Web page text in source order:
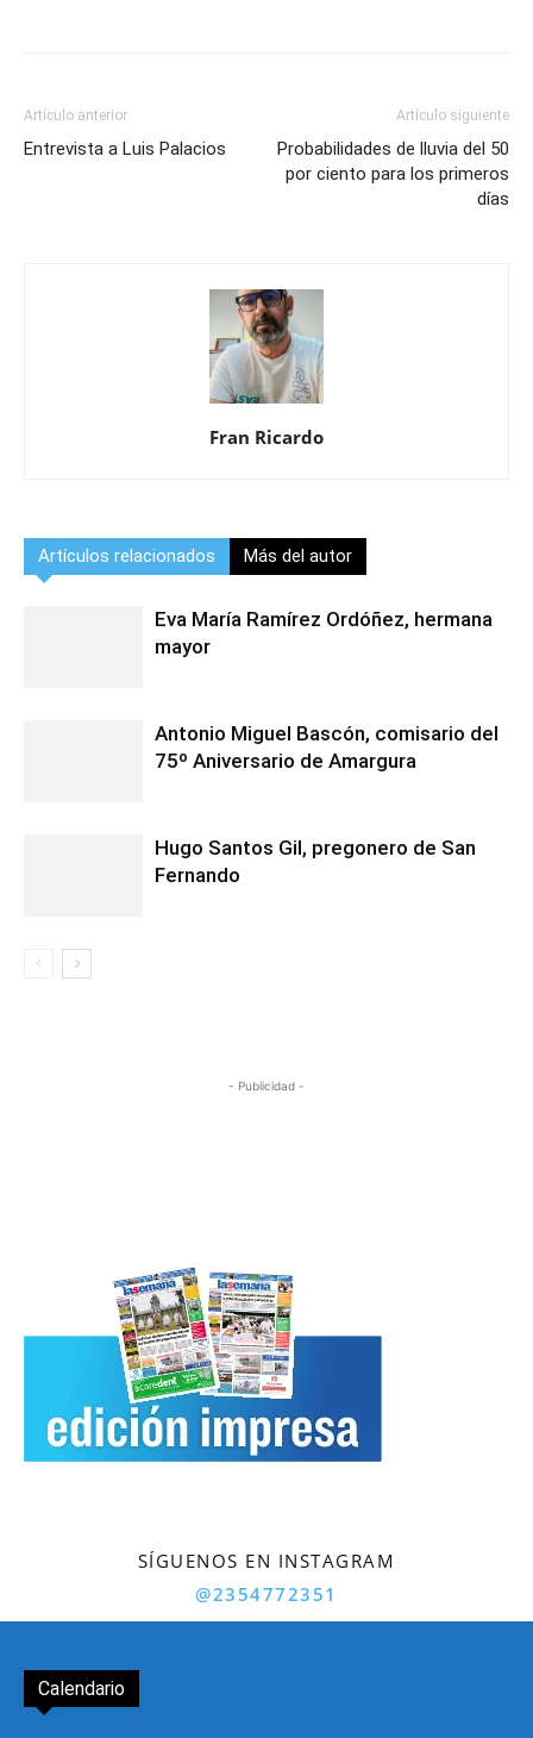
Artículo anterior
Entrevista a Luis Palacios
Artículo siguiente
Probabilidades de lluvia del 50
por ciento para los primeros
días
Fran Ricardo
Artículos relacionados Más del autor
Eva María Ramírez Ordóñez, hermana
mayor
Antonio Miguel Bascón, comisario del
75º Aniversario de Amargura
Hugo Santos Gil, pregonero de San
Fernando
- Publicidad -
SÍGUENOS EN INSTAGRAM
@2354772351
Calendario